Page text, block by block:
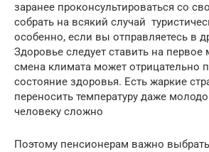
заранее проконсультироваться со
собрать на всякий случай
особенно, если вы отправляетесь в
Здоровье следует ставить на первое
смена климата может отрицательно
состояние здоровья. Есть жаркие
переносить температуру даже
человеку сложно
Поэтому пенсионерам важно